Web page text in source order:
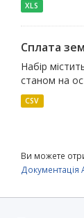
XLS
Сплата
Набір
станом на
CSV
Ви можете
Документація